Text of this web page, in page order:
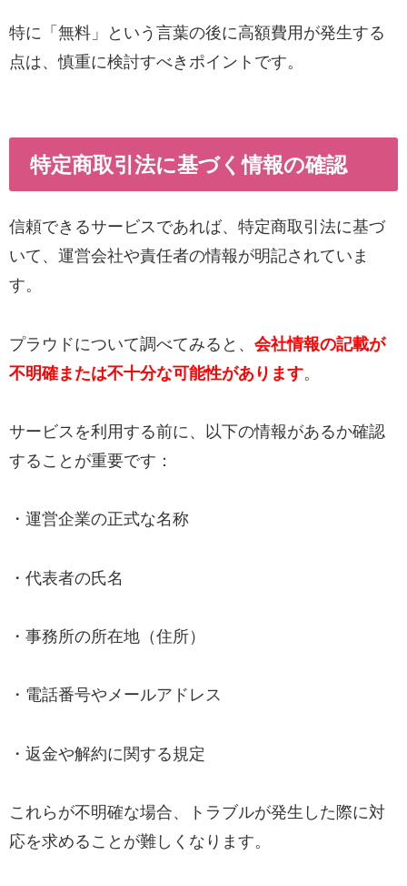
特に「無料」という言葉の後に高額費用が発生する
点は、慎重に検討すべきポイントです。
特定商取引法に基づく情報の確認
信頼できるサービスであれば、特定商取引法に基づ
いて、運営会社や責任者の情報が明記されていま
す。
プラウドについて調べてみると、 会社情報の記載が
不明確または不十分な可能性があります
サービスを利用する前に、以下の情報があるか確認
することが重要です：
・運営企業の正式な名称
・代表者の氏名
・事務所の所在地（住所）
・電話番号やメールアドレス
・返金や解約に関する規定
これらが不明確な場合、トラブルが発生した際に対
応を求めることが難しくなります。